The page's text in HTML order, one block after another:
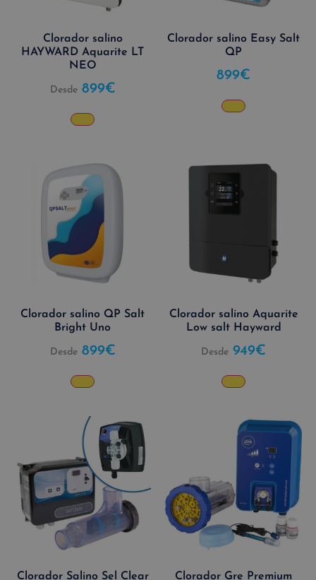
Clorador salino
HAYWARD Aquarite LT
NEO
Desde 899€
Clorador salino Easy Salt
QP
899€
Clorador salino QP Salt
Bright Uno
Desde 899€
Clorador salino Aquarite
Low salt Hayward
Desde 949€
Clorador Salino Sel Clear Clorador Gre Premium